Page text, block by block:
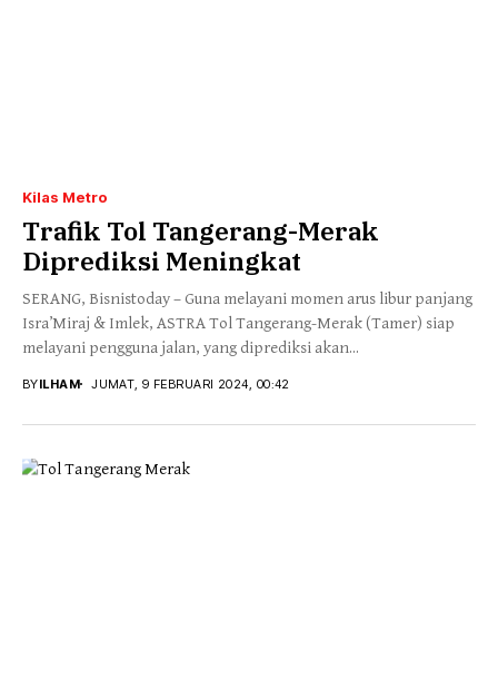
Kilas Metro
Trafik Tol Tangerang-Merak
Diprediksi Meningkat
SERANG, Bisnistoday – Guna melayani momen arus libur panjang
Isra’Miraj & Imlek, ASTRA Tol Tangerang-Merak (Tamer) siap
melayani pengguna jalan, yang diprediksi akan...
BYILHAM JUMAT, 9 FEBRUARI 2024, 00:42